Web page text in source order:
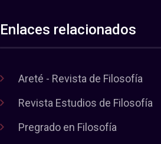
Enlaces relacionados
Areté - Revista de Filosofía
Revista Estudios de Filosofía
Pregrado en Filosofía